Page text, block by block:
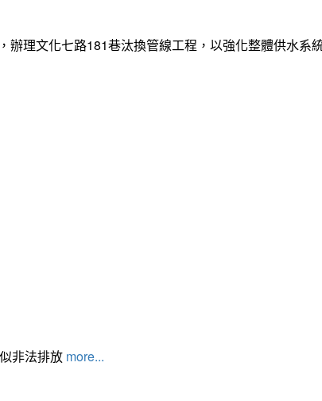
理文化七路181巷汰換管線工程，以強化整體供水系
非法排放 more...